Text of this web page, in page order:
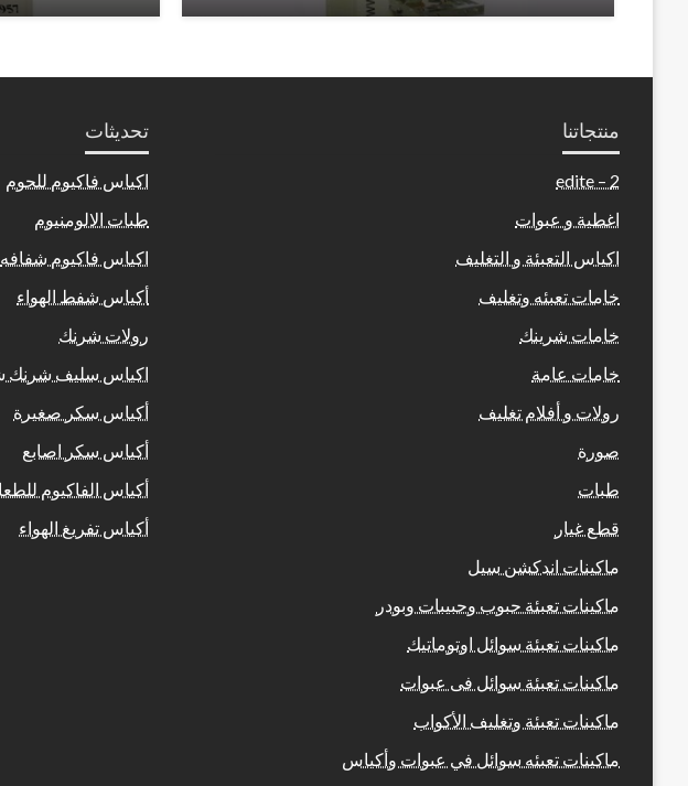
منتجاتنا
2 – edite
اغطية و عبوات
اكياس التعبئة و التغليف
خامات تعبئه وتغليف
خامات شرينك
خامات عامة
رولات و أفلام تغليف
صورة
طبات
قطع غيار
ماكينات اندكشن سيل
ماكينات تعبئة حبوب وحبيبات وبودر
ماكينات تعبئة سوائل اوتوماتيك
ماكينات تعبئة سوائل فى عبوات
ماكينات تعبئة وتغليف الأكواب
ماكينات تعبئه سوائل في عبوات وأكياس
تحديثات
اكياس فاكيوم للحوم
طبات الالومنيوم
اكياس فاكيوم شفافه
أكياس شفط الهواء
رولات شرنك
اكياس سليف شرنك
أكياس سكر صغيرة
أكياس سكر اصابع
أكياس الفاكيوم
أكياس تفريغ الهواء